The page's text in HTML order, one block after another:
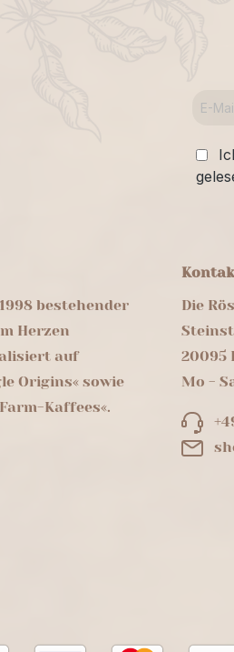
bestehender
Herzen
auf
Origins« sowie
Kaffees«.
Die
20095
Mo -